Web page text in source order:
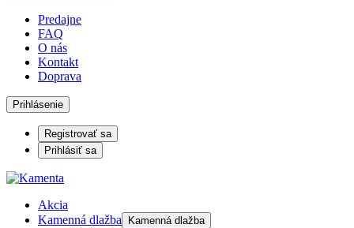
Predajne
FAQ
O nás
Kontakt
Doprava
Prihlásenie
Registrovať sa
Prihlásiť sa
Akcia
Kamenná dlažba
Kamenná dlažba